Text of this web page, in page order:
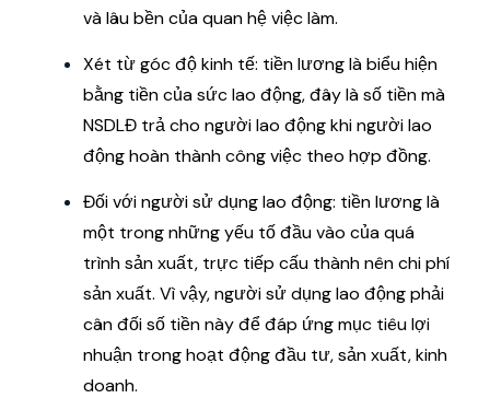
và lâu bền của quan hệ việc làm.
Xét từ góc độ kinh tế: tiền lương là biểu hiện
bằng tiền của sức lao động, đây là số tiền mà
NSDLĐ trả cho người lao động khi người lao
động hoàn thành công việc theo hợp đồng.
Đối với người sử dụng lao động: tiền lương là
một trong những yếu tố đầu vào của quá
trình sản xuất, trực tiếp cấu thành nên chi phí
sản xuất. Vì vậy, người sử dụng lao động phải
cân đối số tiền này để đáp ứng mục tiêu lợi
nhuận trong hoạt động đầu tư, sản xuất, kinh
doanh.